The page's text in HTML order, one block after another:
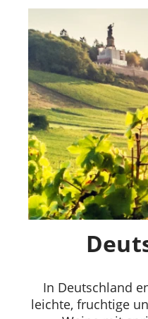
In Deutschland
leichte, fruchtige